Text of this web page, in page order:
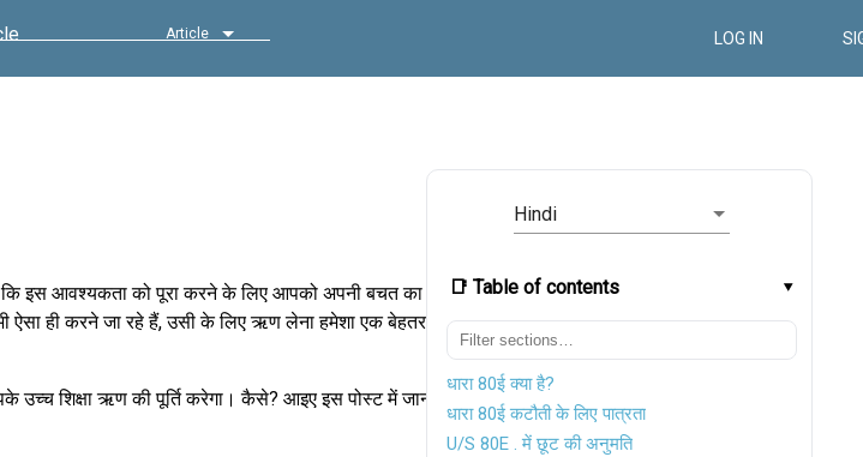
Article LOG IN
Hindi
📑 Table of contents
धारा 80ई क्या है?
धारा 80ई कटौती के लिए पात्रता
U/S 80E . में छूट की अनुमति
कि इस आवश्यकता को पूरा करने के लिए आपको अपनी बचत का
ऐसा ही करने जा रहे हैं, उसी के लिए ऋण लेना हमेशा एक बेहतर
उच्च शिक्षा ऋण की पूर्ति करेगा। कैसे? आइए इस पोस्ट में जानते